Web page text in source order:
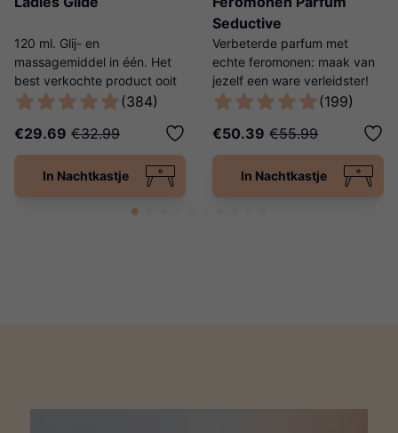
120 ml. Glij- en
massagemiddel in één. Het
best verkochte product ooit
van Ladies Night! (384)
€29.69 €32.99
In Nachtkastje
Seductive
Verbeterde parfum met
echte feromonen: maak van
jezelf een ware verleidster!
(199)
€50.39 €55.99
In Nachtkastje